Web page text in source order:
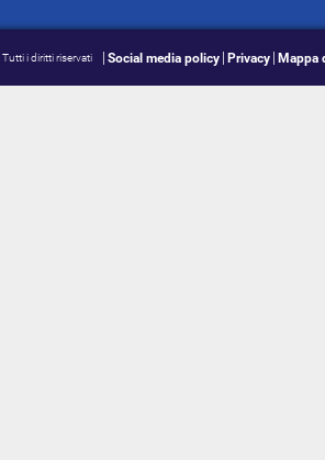
i diritti riservati Social media policy Privacy Mappa